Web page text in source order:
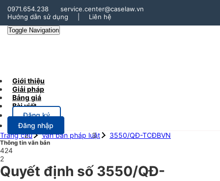
0971.654.238
service.center@caselaw.vn
Hướng dẫn sử dụng
Liên hệ
Toggle Navigation
Giới thiệu
Giải pháp
Bảng giá
Bài viết
Đăng ký
Đăng nhập
Trang chủ
Văn bản pháp luật 3550/QĐ-TCĐBVN
Thông tin văn bản
424
2
Quyết định số 3550/QĐ-